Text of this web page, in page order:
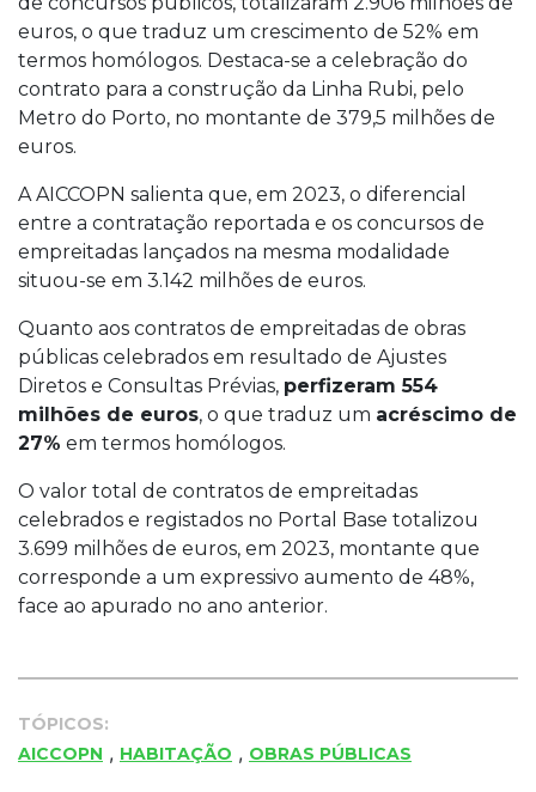
euros, o que traduz um crescimento de 52% em
termos homólogos. Destaca-se a celebração do
contrato para a construção da Linha Rubi, pelo
Metro do Porto, no montante de 379,5 milhões de
euros.
A AICCOPN salienta que, em 2023, o diferencial
entre a contratação reportada e os concursos de
empreitadas lançados na mesma modalidade
situou-se em 3.142 milhões de euros.
Quanto aos contratos de empreitadas de obras
públicas celebrados em resultado de Ajustes
Diretos e Consultas Prévias, perfizeram 554
milhões de euros, o que traduz um acréscimo de
27% em termos homólogos.
O valor total de contratos de empreitadas
celebrados e registados no Portal Base totalizou
3.699 milhões de euros, em 2023, montante que
corresponde a um expressivo aumento de 48%,
face ao apurado no ano anterior.
TÓPICOS:
AICCOPN , HABITAÇÃO , OBRAS PÚBLICAS